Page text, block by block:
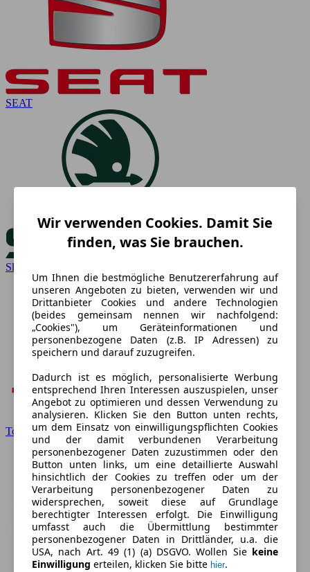
SEAT
Skoda
Toyota
Wir verwenden Cookies. Damit Sie
finden, was Sie brauchen.
Um Ihnen die bestmögliche Benutzererfahrung auf
unseren Angeboten zu bieten, verwenden wir und
Drittanbieter Cookies und andere Technologien
(beides gemeinsam nennen wir nachfolgend:
„Cookies"), um Geräteinformationen und
personenbezogene Daten (z.B. IP Adressen) zu
speichern und darauf zuzugreifen.
Dadurch ist es möglich, personalisierte Werbung
entsprechend Ihren Interessen auszuspielen, unser
Angebot zu optimieren und dessen Verwendung zu
analysieren. Klicken Sie den Button unten rechts,
um dem Einsatz von einwilligungspflichten Cookies
und der damit verbundenen Verarbeitung
personenbezogener Daten zuzustimmen oder den
Button unten links, um eine detaillierte Auswahl
hinsichtlich der Cookies zu treffen oder um der
Verarbeitung personenbezogener Daten zu
widersprechen, soweit diese auf Grundlage
berechtigter Interessen erfolgt. Die Einwilligung
umfasst auch die Übermittlung bestimmter
personenbezogener Daten in Drittländer, u.a. die
USA, nach Art. 49 (1) (a) DSGVO. Wollen Sie keine
Einwilligung erteilen, klicken Sie bitte hier.